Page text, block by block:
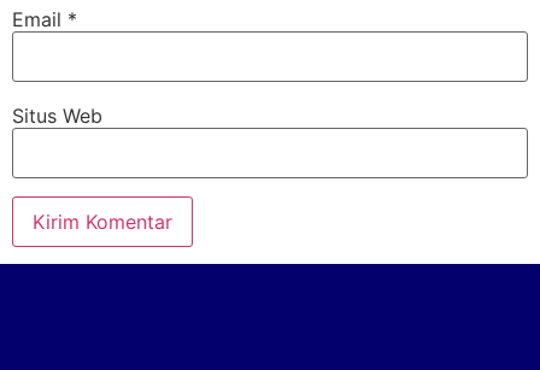
Email *
Situs Web